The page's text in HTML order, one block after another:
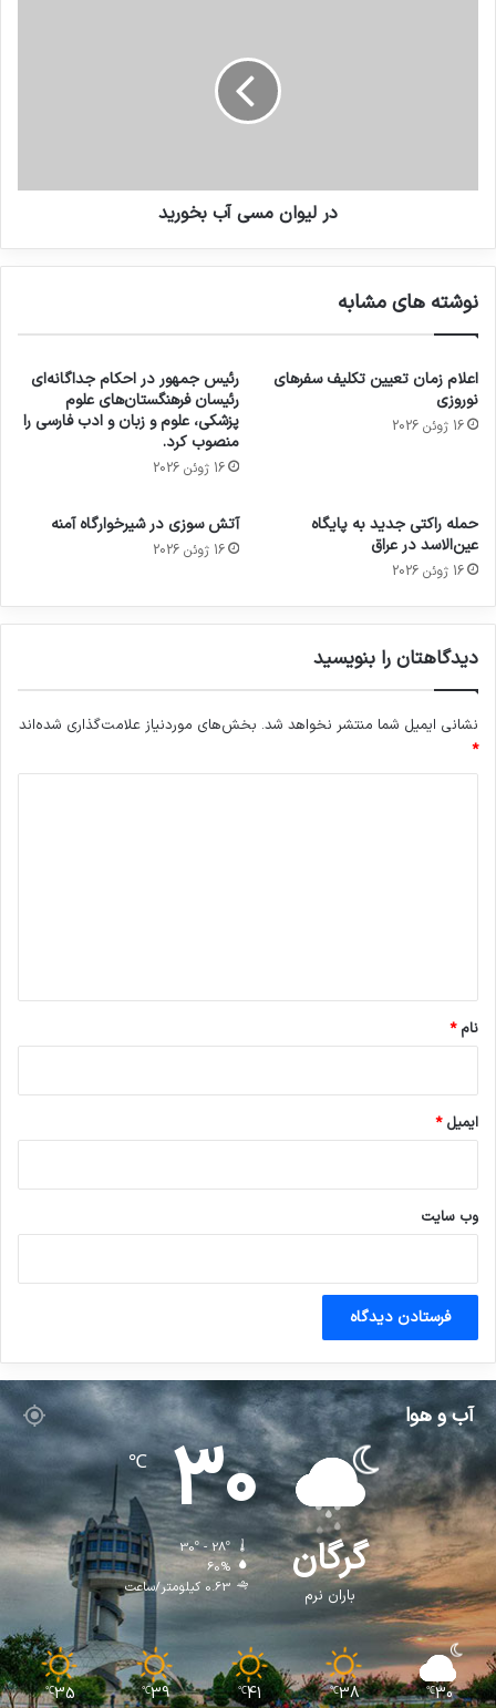
در لیوان مسی آب بخورید
نوشته های مشابه
اعلام زمان تعیین تکلیف سفرهای
نوروزی
16 ژوئن 2026
رئیس جمهور در احکام جداگانه‌ای
رئیسان فرهنگستان‌های علوم
پزشکی، علوم و زبان و ادب فارسی را
منصوب کرد.
16 ژوئن 2026
حمله راکتی جدید به پایگاه
عین‌الاسد در عراق
16 ژوئن 2026
آتش سوزی در شیرخوارگاه آمنه
16 ژوئن 2026
دیدگاهتان را بنویسید
نشانی ایمیل شما منتشر نخواهد شد. بخش‌های موردنیاز علامت‌گذاری شده‌اند
*
نام*
ایمیل*
وب‌ سایت
آب و هوا
گرگان
باران نرم
30
℃
30º - 28º
60%
0.63 کیلومتر/ساعت
30
℃
38
℃
41
℃
39
℃
35
℃